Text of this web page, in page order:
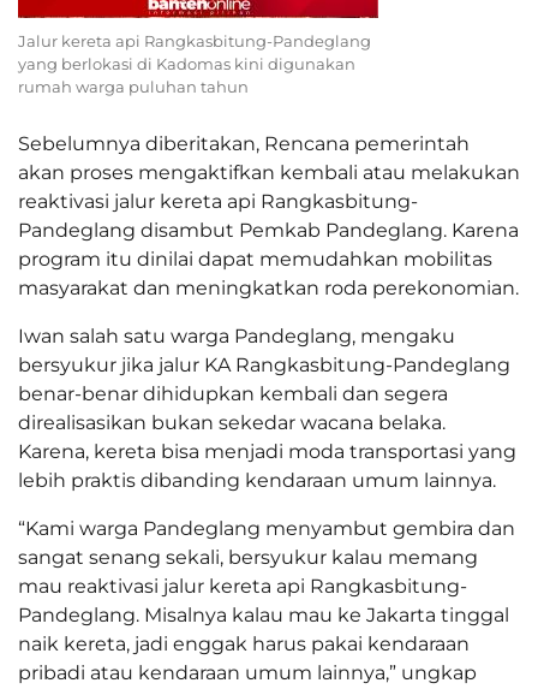
Jalur kereta api Rangkasbitung-Pandeglang
yang berlokasi di Kadomas kini digunakan
rumah warga puluhan tahun
Sebelumnya diberitakan, Rencana pemerintah
akan proses mengaktifkan kembali atau melakukan
reaktivasi jalur kereta api Rangkasbitung-
Pandeglang disambut Pemkab Pandeglang. Karena
program itu dinilai dapat memudahkan mobilitas
masyarakat dan meningkatkan roda perekonomian.
Iwan salah satu warga Pandeglang, mengaku
bersyukur jika jalur KA Rangkasbitung-Pandeglang
benar-benar dihidupkan kembali dan segera
direalisasikan bukan sekedar wacana belaka.
Karena, kereta bisa menjadi moda transportasi yang
lebih praktis dibanding kendaraan umum lainnya.
“Kami warga Pandeglang menyambut gembira dan
sangat senang sekali, bersyukur kalau memang
mau reaktivasi jalur kereta api Rangkasbitung-
Pandeglang. Misalnya kalau mau ke Jakarta tinggal
naik kereta, jadi enggak harus pakai kendaraan
pribadi atau kendaraan umum lainnya,” ungkap